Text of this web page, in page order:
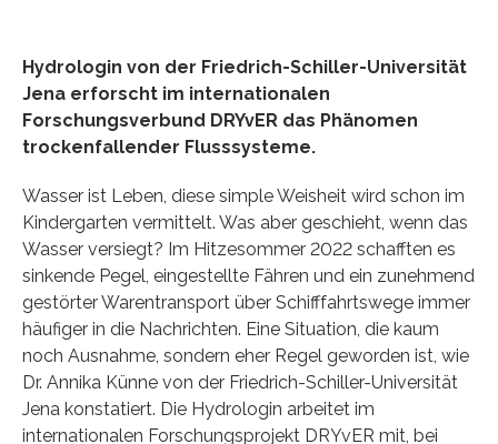
Hydrologin von der Friedrich-Schiller-Universität
Jena erforscht im internationalen
Forschungsverbund DRYvER das Phänomen
trockenfallender Flusssysteme.
Wasser ist Leben, diese simple Weisheit wird schon im
Kindergarten vermittelt. Was aber geschieht, wenn das
Wasser versiegt? Im Hitzesommer 2022 schafften es
sinkende Pegel, eingestellte Fähren und ein zunehmend
gestörter Warentransport über Schifffahrtswege immer
häufiger in die Nachrichten. Eine Situation, die kaum
noch Ausnahme, sondern eher Regel geworden ist, wie
Dr. Annika Künne von der Friedrich-Schiller-Universität
Jena konstatiert. Die Hydrologin arbeitet im
internationalen Forschungsprojekt DRYvER mit, bei